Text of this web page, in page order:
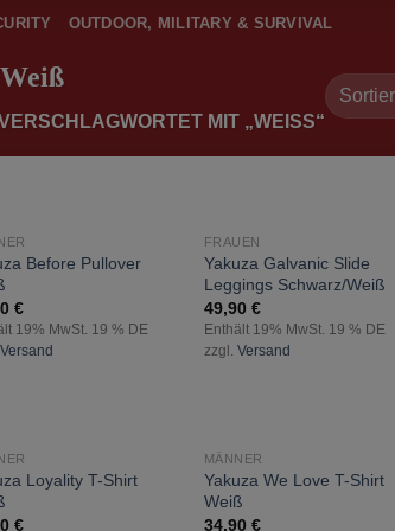
OUTDOOR, MILITARY & SURVIVAL
Weiß
MIT „WEISS“
zur
Before Pullover
€
19% MwSt. 19 % DE
Versand
zur
hinzufügen
FRAUEN
Yakuza Galvanic Slide
Leggings Schwarz/Weiß
49,90 €
Enthält 19% MwSt. 19 % DE
zzgl. Versand
zur
Wunschliste
Loyality T-Shirt
€
zur
Wunschliste
MÄNNER
Yakuza We Love T-Shirt
Weiß
34,90 €